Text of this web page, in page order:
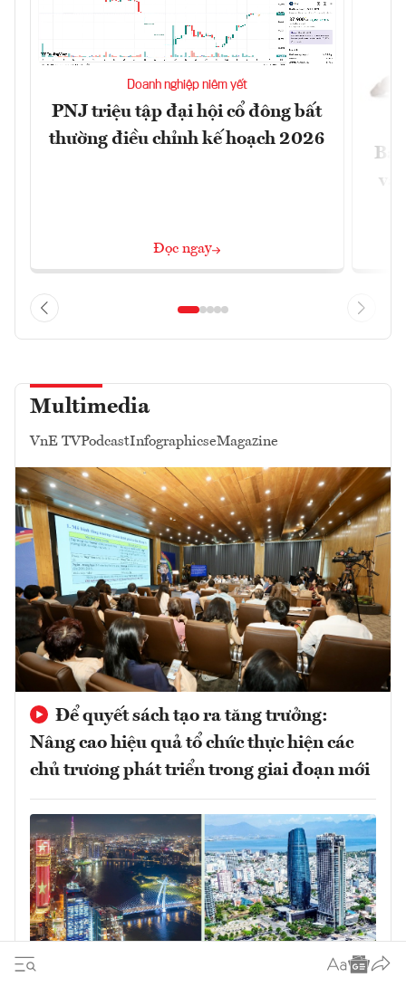
Doanh nghiệp niêm yết
PNJ triệu tập đại hội cổ đông bất
thường điều chỉnh kế hoạch 2026
Đọc ngay
và
Multimedia
VnE TVPodcastInfographicseMagazine
Để quyết sách tạo ra tăng trưởng:
Nâng cao hiệu quả tổ chức thực hiện các
chủ trương phát triển trong giai đoạn mới